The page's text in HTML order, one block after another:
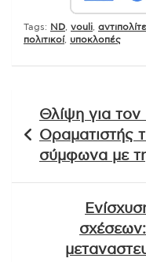
Tags: ND vouli
πολιτικοί, υποκλοπές
άρθρων
Θλίψη για τον
Οραματιστής
σύμφωνα με